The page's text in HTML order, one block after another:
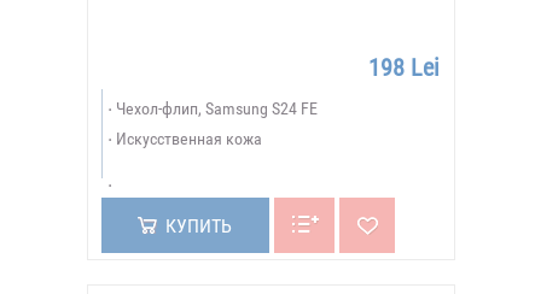
198 Lei
Чехол-флип, Samsung S24 FE
Искусственная кожа
КУПИТЬ